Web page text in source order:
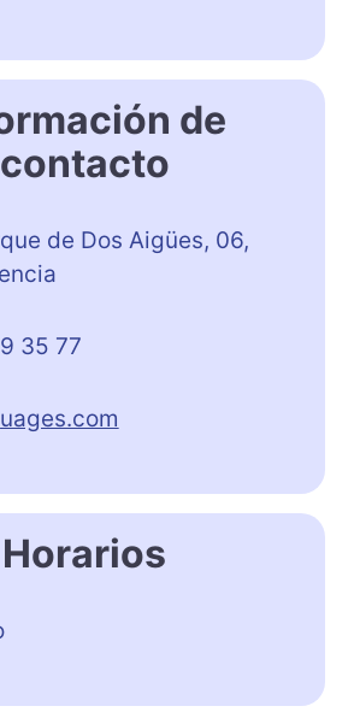
de
contacto
de Dos Aigües, 06,
35 77
Horarios